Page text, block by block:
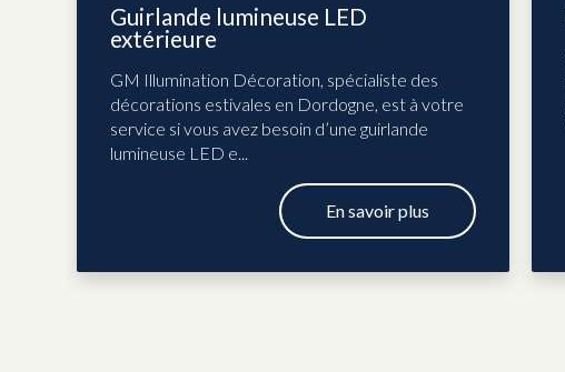
Guirlande lumineuse LED
extérieure
GM Illumination Décoration, spécialiste des
décorations estivales en Dordogne, est à votre
service si vous avez besoin d’une guirlande
lumineuse LED e...
En savoir plus